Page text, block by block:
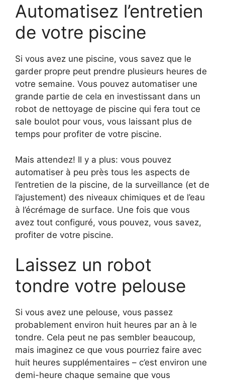
Automatisez l’entretien
de votre piscine
Si vous avez une piscine, vous savez que le
garder propre peut prendre plusieurs heures de
votre semaine. Vous pouvez automatiser une
grande partie de cela en investissant dans un
robot de nettoyage de piscine qui fera tout ce
sale boulot pour vous, vous laissant plus de
temps pour profiter de votre piscine.
Mais attendez! Il y a plus: vous pouvez
automatiser à peu près tous les aspects de
l’entretien de la piscine, de la surveillance (et de
l’ajustement) des niveaux chimiques et de l’eau
à l’écrémage de surface. Une fois que vous
avez tout configuré, vous pouvez, vous savez,
profiter de votre piscine.
Laissez un robot
tondre votre pelouse
Si vous avez une pelouse, vous passez
probablement environ huit heures par an à le
tondre. Cela peut ne pas sembler beaucoup,
mais imaginez ce que vous pourriez faire avec
huit heures supplémentaires – c’est environ une
demi-heure chaque semaine que vous